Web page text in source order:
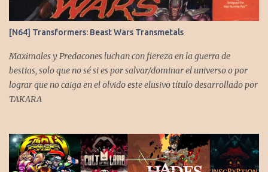
[N64] Transformers: Beast Wars Transmetals
Maximales y Predacones luchan con fiereza en la guerra de
bestias, solo que no sé si es por salvar/dominar el universo o por
lograr que no caiga en el olvido este elusivo título desarrollado por
TAKARA